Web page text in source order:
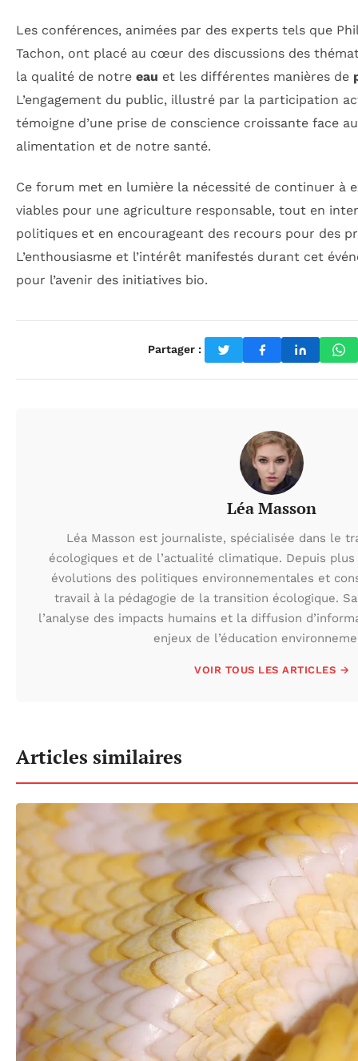
Les conférences, animées par des experts tels que
Tachon, ont placé au cœur des discussions des
la qualité de notre eau et les différentes manières de
L’engagement du public, illustré par la participation
témoigne d’une prise de conscience croissante face
alimentation et de notre santé.
Ce forum met en lumière la nécessité de continuer à
viables pour une agriculture responsable, tout en
politiques et en encourageant des recours pour des
L’enthousiasme et l’intérêt manifestés durant cet
pour l’avenir des initiatives bio.
Partager :
Léa Masson
Léa Masson est journaliste, spécialisée dans le
écologiques et de l’actualité climatique. Depuis
évolutions des politiques environnementales et
travail à la pédagogie de la transition écologique.
l’analyse des impacts humains et la diffusion
enjeux de l’éducation
VOIR TOUS LES ARTICLES →
Articles similaires